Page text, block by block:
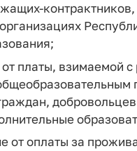
платы, взимаемой
от оплаты за